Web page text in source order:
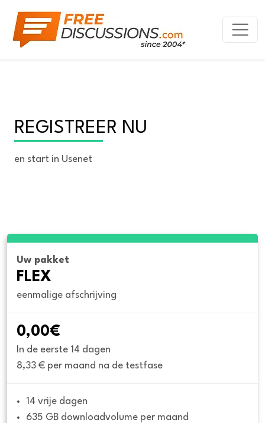
REGISTREER NU
en start in Usenet
Uw pakket
FLEX
eenmalige afschrijving
0,00€
In de eerste 14 dagen
8,33 € per maand na de testfase
14 vrije dagen
635 GB downloadvolume per maand